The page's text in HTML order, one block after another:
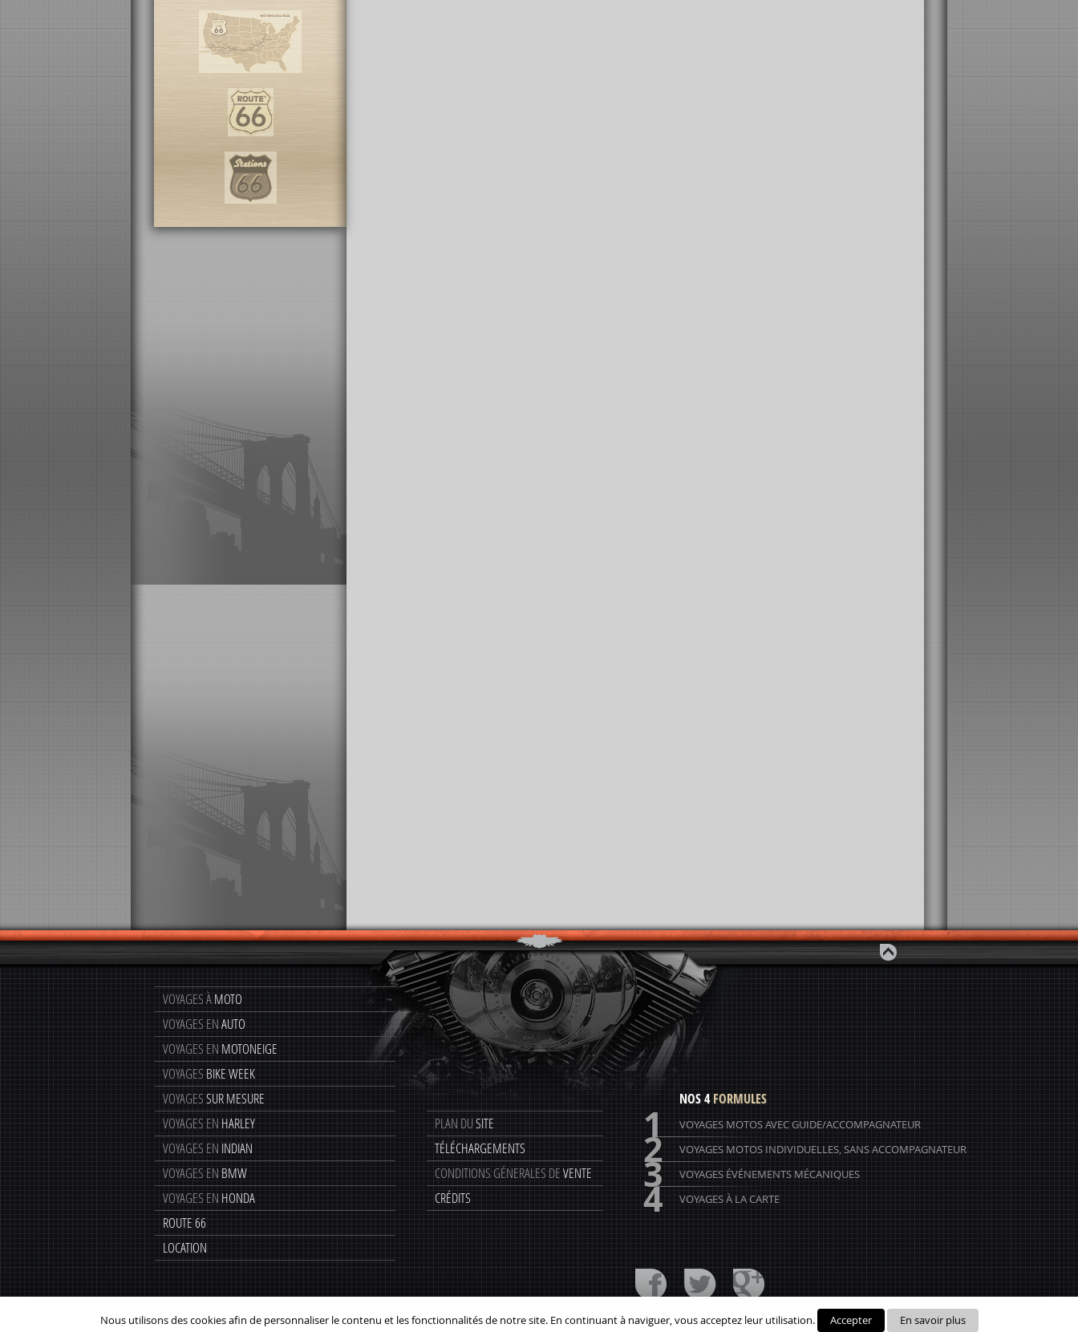
VOYAGES ÀMOTO
VOYAGES ENAUTO
VOYAGES EN MOTONEIGE
VOYAGESBIKE WEEK
VOYAGESSUR MESURE
VOYAGES ENHARLEY
VOYAGES EN INDIAN
VOYAGES ENBMW
VOYAGES EN HONDA
ROUTE 66
LOCATION
PLAN DUSITE
TÉLÉCHARGEMENTS
CONDITIONS GÉNERALES DEVENTE
CRÉDITS
NOS 4FORMULES
1 VOYAGES MOTOS AVEC GUIDE/ACCOMPAGNATEUR
2 VOYAGES MOTOS INDIVIDUELLES, SANS ACCOMPAGNATEUR
3 VOYAGES ÉVÉNEMENTS MÉCANIQUES
4 VOYAGES À LA CARTE
American Motors Travel© -73, avenue Henri Ginoux92120Montrouge- Tél. : 01.47.46.09.58
Nous utilisons des cookies afin de personnaliser le contenu et les fonctionnalités de notre site. En continuant à naviguer, vous acceptez leur utilisation. Accepter En savoir plus